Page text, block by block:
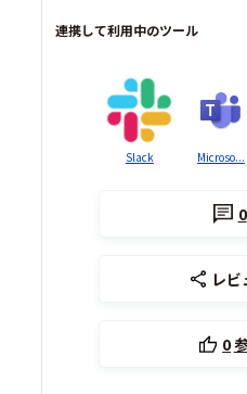
連携して利用中のツール
Slack Microso...
0
レ
0